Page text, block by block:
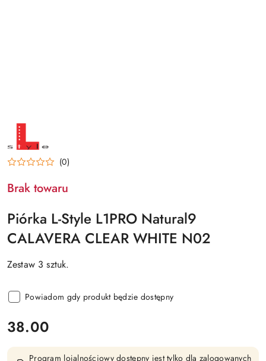
NAZWA
PRODUCENTA:
L-
STYLE
(0)
Brak towaru
Piórka L-Style L1PRO Natural9
CALAVERA CLEAR WHITE N02
Zestaw 3 sztuk.
Powiadom gdy produkt będzie dostępny
cena:
38.00
Program lojalnościowy dostępny jest tylko dla zalogowanych